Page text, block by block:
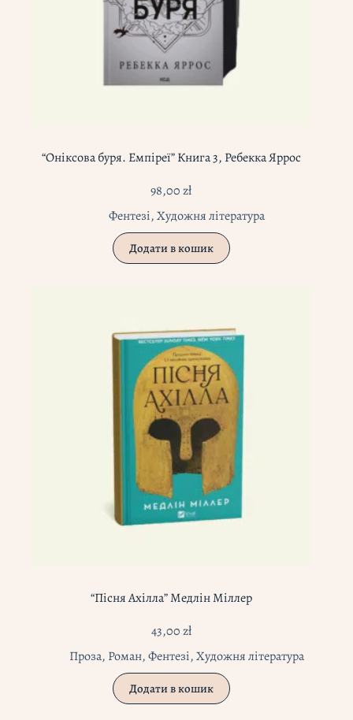
“Оніксова буря. Емпіреї” Книга 3, Ребекка Яррос
98,00zł
Фентезі,Художня література
Додати в кошик
“Пісня Ахілла” Медлін Міллер
43,00zł
Проза, Роман,Фентезі,Художня література
Додати в кошик